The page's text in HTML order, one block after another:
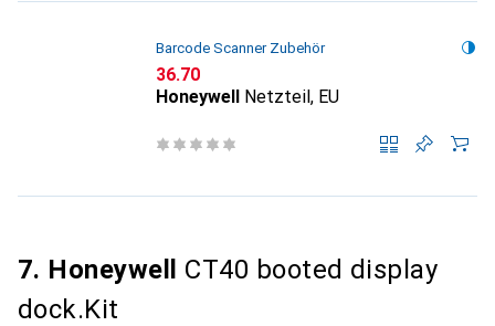
Barcode Scanner Zubehör
CHF
36.70
Honeywell Netzteil, EU
7. Honeywell
CT40 booted display
dock.Kit